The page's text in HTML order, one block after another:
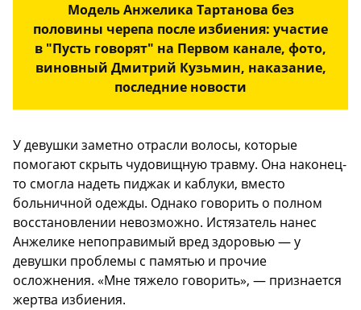
Модель Анжелика Тартанова без
половины черепа после избиения: участие
в "Пусть говорят" на Первом канале, фото,
виновный Дмитрий Кузьмин, наказание,
последние новости
У девушки заметно отрасли волосы, которые
помогают скрыть чудовищную травму. Она наконец-
то смогла надеть пиджак и каблуки, вместо
больничной одежды. Однако говорить о полном
восстановлении невозможно. Истязатель нанес
Анжелике непоправимый вред здоровью — у
девушки проблемы с памятью и прочие
осложнения. «Мне тяжело говорить», — признается
жертва избиения.